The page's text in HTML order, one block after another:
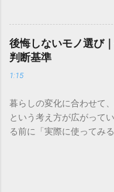
く余裕のある生活を手に
は、日々のルーティンを
て大切なことに使うため
す。時間と心にゆとりを
終わらせることではあり
時間」を確保し、心の平
自分らしい時間を取り戻
ケジュールやタスクを客
ょう。自分が何に時間を
ある方はもちろん、これ
ても、直感的に操作でき
続けるための第一歩にな
験をはじめるための詳細
き、ふと「今のままの準
ことはありませんか。日
がちです。しかし、将来
な資金が必要なわけでは
習慣や考え方のシフトに
ら、経済的な安心感を手
後悔しないモノ選び
判断基準
1:15
暮らしの変化に合わせて
という考え方が広がって
る前に「実際に使ってみ
い生活のスタート、ある